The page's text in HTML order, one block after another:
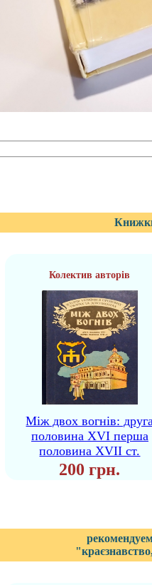
Колектив авторів
Мiж двох вогнів:
половина XVI перша
половина XVII ст.
200 грн.